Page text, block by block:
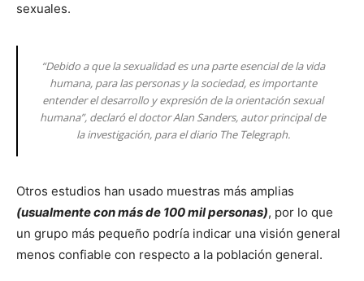
sexuales.
“Debido a que la sexualidad es una parte esencial de la vida
humana, para las personas y la sociedad, es importante
entender el desarrollo y expresión de la orientación sexual
humana”, declaró el doctor Alan Sanders, autor principal de
la investigación, para el diario The Telegraph.
Otros estudios han usado muestras más amplias
(usualmente con más de 100 mil personas), por lo que
un grupo más pequeño podría indicar una visión general
menos confiable con respecto a la población general.